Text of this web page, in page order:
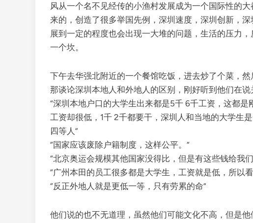
风从一个名不见经传的小渔村发展成为一个国际性的
来的，创造了很多举国先例，深圳速度，深圳创新，
展到一定的程度也会出现一大堆的问题，生活的压力
一个坎。
下午去华强北附近的一个餐馆吃饭，进去炒了个菜，
那谈论深圳本地人和外地人的区别，刚好听到他们在
“深圳本地户口的大学生出来都是5千 6千工资，这都
工资却很低，1千 2千都要干，深圳人和当地的大学生
四等人”
“国家应该废除户籍制度，这样公平。”
“北京奥运会规模其他国家没得比，但是有这些钱给我
“广州本田的员工很多都是大学生，工资就是低，所以
“反正外地人就是更低一等，只有劳累的命”
他们说的也不无道理，虽然他们可能文化不高，但是